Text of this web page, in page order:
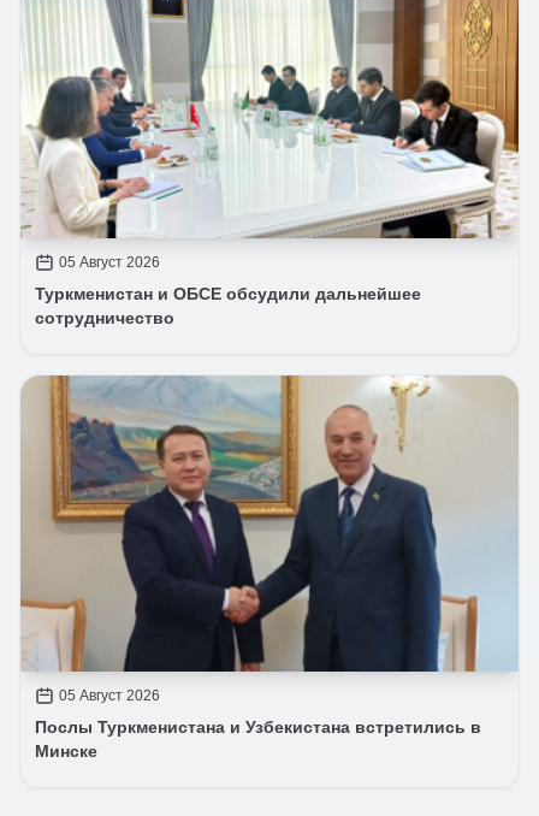
05 Август 2026
Туркменистан и ОБСЕ обсудили дальнейшее
сотрудничество
05 Август 2026
Послы Туркменистана и Узбекистана встретились в
Минске